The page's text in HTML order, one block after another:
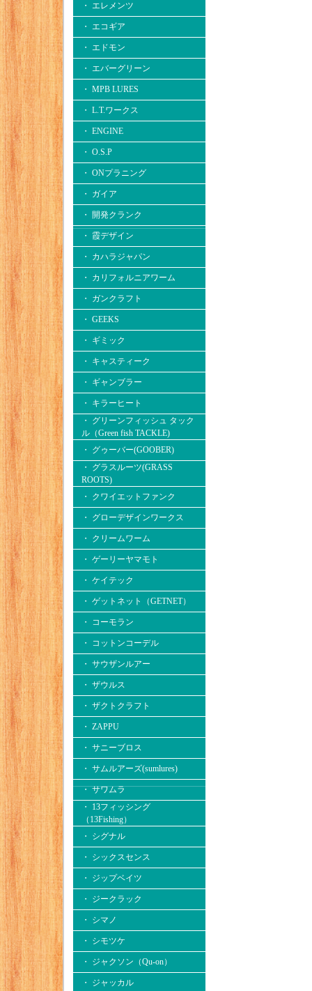
・ エレメンツ
・ エコギア
・ エドモン
・ エバーグリーン
・ MPB LURES
・ L.T.ワークス
・ ENGINE
・ O.S.P
・ ONプラニング
・ ガイア
・ 開発クランク
・ 霞デザイン
・ カハラジャパン
・ カリフォルニアワーム
・ ガンクラフト
・ GEEKS
・ ギミック
・ キャスティーク
・ ギャンブラー
・ キラーヒート
・ グリーンフィッシュ タック
ル（Green fish TACKLE)
・ グゥーバー(GOOBER)
・ グラスルーツ(GRASS
ROOTS)
・ クワイエットファンク
・ グローデザインワークス
・ クリームワーム
・ ゲーリーヤマモト
・ ケイテック
・ ゲットネット（GETNET）
・ コーモラン
・ コットンコーデル
・ サウザンルアー
・ ザウルス
・ ザクトクラフト
・ ZAPPU
・ サニーブロス
・ サムルアーズ(sumlures)
・ サワムラ
・ 13フィッシング
（13Fishing）
・ シグナル
・ シックスセンス
・ ジップベイツ
・ ジークラック
・ シマノ
・ シモツケ
・ ジャクソン（Qu-on）
・ ジャッカル